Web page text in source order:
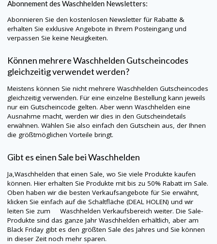
Abonnement des Waschhelden Newsletters:
Abonnieren Sie den kostenlosen Newsletter für Rabatte &
erhalten Sie exklusive Angebote in Ihrem Posteingang und
verpassen Sie keine Neuigkeiten.
Können mehrere Waschhelden Gutscheincodes
gleichzeitig verwendet werden?
Meistens können Sie nicht mehrere Waschhelden Gutscheincodes
gleichzeitig verwenden. Für eine einzelne Bestellung kann jeweils
nur ein Gutscheincode gelten. Aber wenn Waschhelden eine
Ausnahme macht, werden wir dies in den Gutscheindetails
erwähnen. Wählen Sie also einfach den Gutschein aus, der Ihnen
die größtmöglichen Vorteile bringt.
Gibt es einen Sale bei Waschhelden
Ja,Waschhelden that einen Sale, wo Sie viele Produkte kaufen
können. Hier erhalten Sie Produkte mit bis zu 50% Rabatt im Sale.
Oben haben wir die besten Verkaufsangebote für Sie erwähnt,
klicken Sie einfach auf die Schaltfläche (DEAL HOLEN) und wir
leiten Sie zum Waschhelden Verkaufsbereich weiter. Die Sale-
Produkte sind das ganze Jahr Waschhelden erhältlich, aber am
Black Friday gibt es den größten Sale des Jahres und Sie können
in dieser Zeit noch mehr sparen.